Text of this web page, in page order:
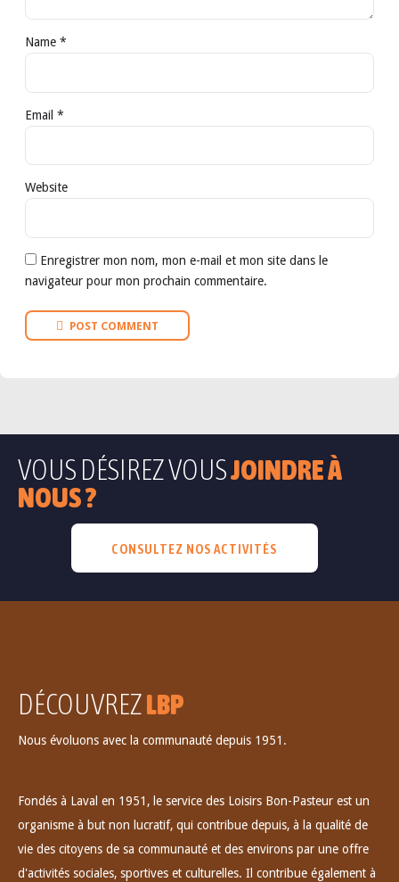
Name *
Email *
Website
Enregistrer mon nom, mon e-mail et mon site dans le
navigateur pour mon prochain commentaire.
POST COMMENT
VOUS DÉSIREZ VOUSJOINDRE À
NOUS ?
CONSULTEZ NOS ACTIVITÉS
DÉCOUVREZLBP
Nous évoluons avec la communauté depuis 1951.
Fondés à Laval en 1951, le service des Loisirs Bon-Pasteur est un
organisme à but non lucratif, qui contribue depuis, à la qualité de
vie des citoyens de sa communauté et des environs par une offre
d'activités sociales, sportives et culturelles. Il contribue également à